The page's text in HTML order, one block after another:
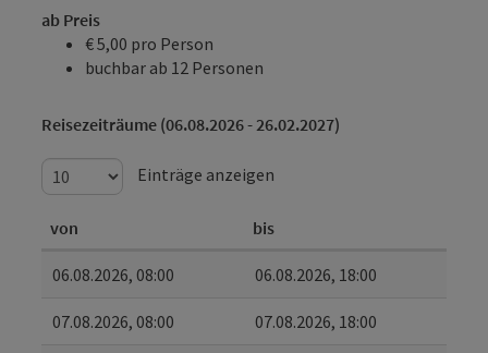
ab Preis
€ 5,00 pro Person
buchbar ab 12 Personen
Reisezeiträume (06.08.2026 - 26.02.2027)
Einträge anzeigen
von bis
06.08.2026, 08:00 06.08.2026, 18:00
07.08.2026, 08:00 07.08.2026, 18:00